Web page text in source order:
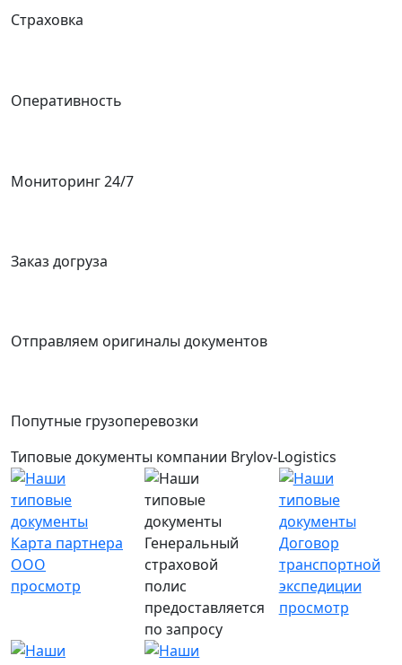
Страховка
Оперативность
Мониторинг 24/7
Заказ догруза
Отправляем оригиналы документов
Попутные грузоперевозки
Типовые документы компании Brylov-Logistics
Карта партнера
ООО
просмотр
Генеральный
страховой
полис
предоставляется
по запросу
Договор
транспортной
экспедиции
просмотр